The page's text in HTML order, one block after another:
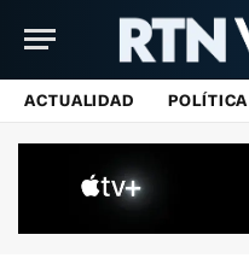
ACTUALIDAD POLÍTICA